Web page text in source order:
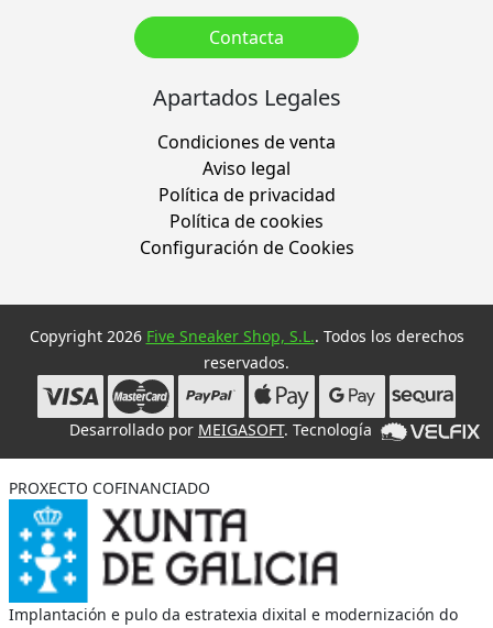
Contacta
Apartados Legales
Condiciones de venta
Aviso legal
Política de privacidad
Política de cookies
Configuración de Cookies
Copyright 2026 Five Sneaker Shop, S.L.. Todos los derechos
reservados.
Desarrollado por MEIGASOFT. Tecnología
PROXECTO COFINANCIADO
Implantación e pulo da estratexia dixital e modernización do